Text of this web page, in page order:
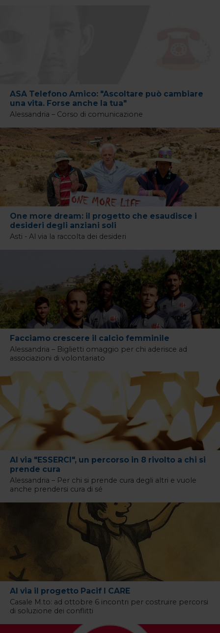
ASA Telefono Amico: "Ascoltare può cambiare
una vita. Forse anche la tua"
Alessandria – Corso di comunicazione
One more dream: il progetto che esaudisce i
desideri degli anziani soli
Asti - Al via la raccolta dei desideri
Facciamo crescere il calcio femminile
Alessandria – Biglietti omaggio per chi aderisce ad
associazioni di volontariato
Al via "ESSERCI", un percorso in 8 rivolto a chi si
prende cura
Alessandria – Per chi si prende cura degli altri e vuole
anche prendersi cura di sé
Al via il progetto Pacif I CARE
Casale M.to: ad ottobre 6 incontri per costruire percorsi
di soluzione dei conflitti